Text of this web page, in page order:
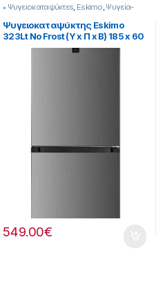
• Ψυγειοκαταψύκτεs Eskimo Ψυγεία-
Ψύξη
Ψυγειοκαταψύκτης Eskimo
323Lt No Frost (Υ x Π x B) 185 x 60
x 68,5cm [901182086]
549.00€